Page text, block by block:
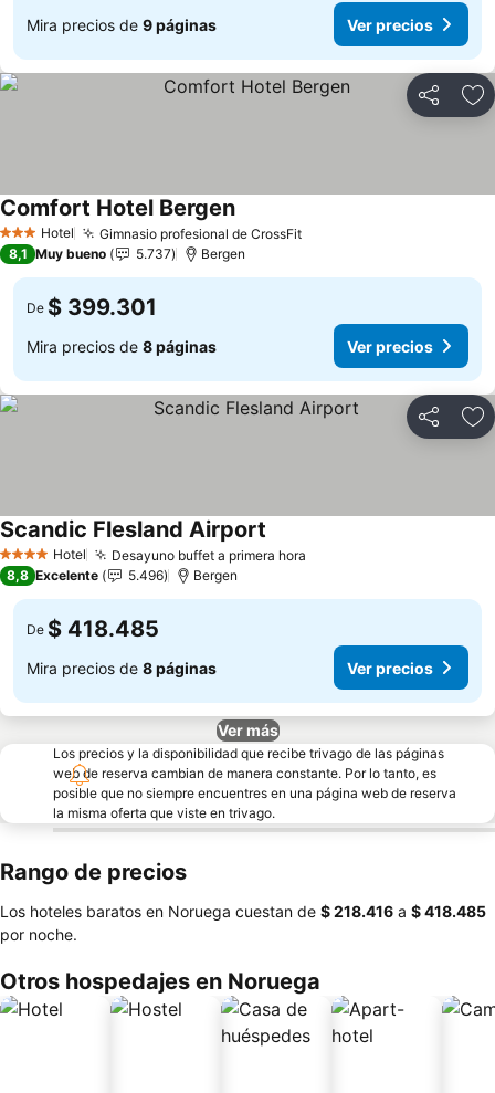
Mira precios de 9 páginas Ver precios
Compartir
3 Estrellas
Hotel Gimnasio profesional de CrossFit
Comfort Hotel Bergen
8,1 Muy bueno 5.737 Bergen
De $ 399.301
Mira precios de 8 páginas Ver precios
Compartir
4 EstrellasHotel Desayuno buffet a primera hora
Scandic Flesland Airport
8,8 Excelente 5.496 Bergen
De $ 418.485
Mira precios de 8 páginas Ver precios
Ver más
Los precios y la disponibilidad que recibe trivago de las páginas
web de reserva cambian de manera constante. Por lo tanto, es
posible que no siempre encuentres en una página web de reserva
la misma oferta que viste en trivago.
Rango de precios
Los hoteles baratos en Noruega cuestan de ‎$ 218.416 a ‎$ 418.485
por noche.
Otros hospedajes en Noruega